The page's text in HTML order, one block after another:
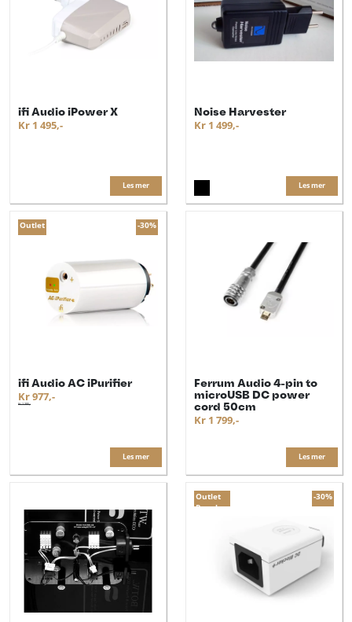
ifi Audio iPower X
Kr 1 495,-
Les mer
Noise Harvester
Kr 1 499,-
Les mer
Outlet -30%
ifi Audio AC iPurifier
Kr 977,-
Kr 1 395,-
Les mer
Ferrum Audio 4-pin to
microUSB DC power
cord 50cm
Kr 1 799,-
Les mer
Outlet
Populær
-30%